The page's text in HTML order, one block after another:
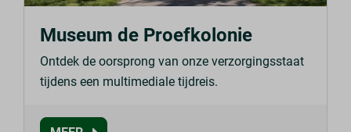
Museum de Proefkolonie
Ontdek de oorsprong van onze verzorgingsstaat
tijdens een multimediale tijdreis.